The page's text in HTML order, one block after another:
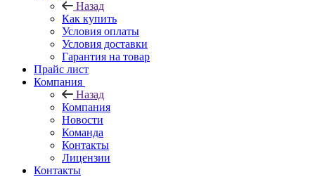
Назад
Как купить
Условия оплаты
Условия доставки
Гарантия на товар
Прайс лист
Компания
Назад
Компания
Новости
Команда
Контакты
Лицензии
Контакты